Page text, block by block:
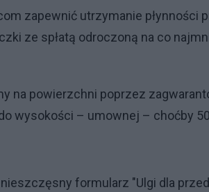
zapewnić utrzymanie
ze spłatą odroczoną na co
na powierzchni poprzez
wysokości – umownej – choćby
formularz "Ulgi dla